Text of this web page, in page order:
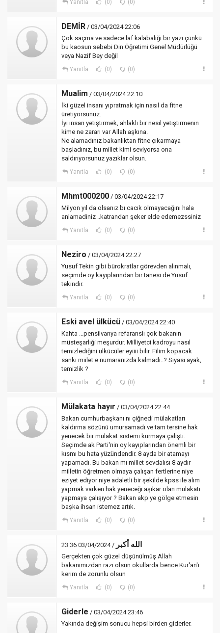
Yanıtla (0) (0)
DEMİR / 03/04/2024 22:06
Çok saçma ve sadece laf kalabalığı bir yazı çünkü
bu kaosun sebebi Din Öğretimi Genel Müdürlüğü
veya Nazif Bey değil
Yanıtla (0) (0)
Mualim / 03/04/2024 22:10
İki güzel insanı yıpratmak için nasıl da fitne
üretiyorsunuz.
İyi insan yetiştirmek, ahlaklı bir nesil yetiştirmenin
kime ne zararı var Allah aşkına.
Ne alamadınız bakanlıktan fitne çıkarmaya
başladınız, bu millet kimi seviyorsa ona
saldırıyorsunuz yazıklar olsun.
Yanıtla (0) (0)
Mhmt000200 / 03/04/2024 22:17
Milyon yıl da olsanız bı cacık olmayacağını hala
anlamadiniz ..katrandan şeker elde edemezssiniz
Yanıtla (0) (0)
Neziro / 03/04/2024 22:27
Yusuf Tekin gibi bürokratlar görevden alınmalı,
seçimde oy kayıplarından bir tanesi de Yusuf
tekindir.
Yanıtla (0) (0)
Eski avel ülkücü / 03/04/2024 22:40
Kahta ...pensilvanya refaranslı çok bakanın
müsteşarlıği meşurdur. Milliyetci kadroyu nasıl
temizlediğini ülkücüler eyiiii bilir. Filim kopacak
sanki miilet e numaranızda kalmadı..? Siyasi ayak,
temizlik ?
Yanıtla (0) (0)
Mülakata hayır / 03/04/2024 22:44
Bakan cumhurbaşkanı nı çiğnedi mülakatları
kaldırma sözünü umursamadı ve tam tersine hak
yenecek bir mülakat sistemi kurmaya çalıştı.
Seçimde ak Parti'nin oy kayıplarından önemli bir
kısmı bu hata yüzündendir. 8 ayda bir atamayı
yapamadı. Bu bakan mı millet sevdalısı 8 aydır
milletin öğretmen olmaya çalışan fertlerine niye
eziyet ediyor niye adaletli bir şekilde kpss ile alım
yapmak varken hak yeneceği aşikar olan mülakatı
yapmaya çalışıyor ? Bakan akp ye gölge etmesin
başka ihsan istemez artık.
Yanıtla (0) (0)
الله أكبر / 03/04/2024 23:36
Gerçekten çok güzel düşünülmüş Allah
bakanımızdan razı olsun okullarda bence Kur'an'ı
kerim de zorunlu olsun
Yanıtla (0) (0)
Giderle / 03/04/2024 23:46
Yakında değişim sonucu hepsi birden giderler.